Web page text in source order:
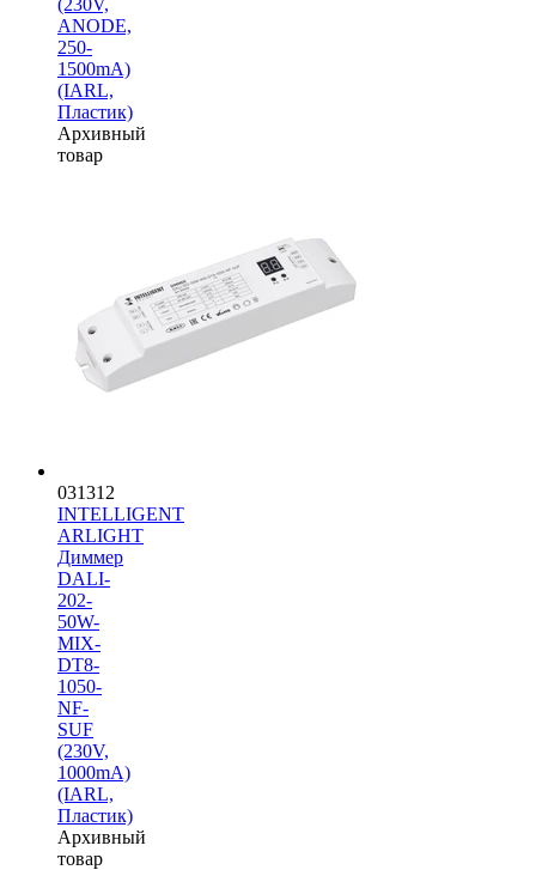
ANODE,
250-
1500mА)
(IARL,
Пластик)
Архивный
товар
031312
INTELLIGENT
ARLIGHT
Диммер
DALI-
202-
50W-
MIX-
DT8-
1050-
NF-
SUF
(230V,
1000mА)
(IARL,
Пластик)
Архивный
товар